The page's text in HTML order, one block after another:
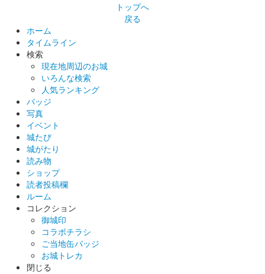
トップへ
戻る
ホーム
タイムライン
検索
現在地周辺のお城
いろんな検索
人気ランキング
バッジ
写真
イベント
城たび
城がたり
読み物
ショップ
読者投稿欄
ルーム
コレクション
御城印
コラボチラシ
ご当地缶バッジ
お城トレカ
閉じる